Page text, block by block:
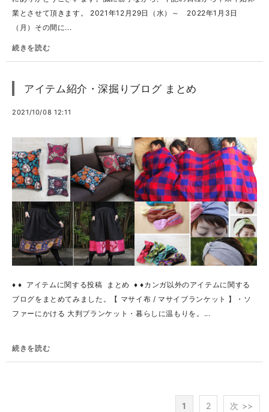
業とさせて頂きます。 2021年12月29日（水）～ 2022年1月3日
（月）その間に...
続きを読む
アイテム紹介・深掘りブログ まとめ
2021/10/08 12:11
♦ ♦ アイテムに関する投稿 まとめ ♦ ♦カンガ以外のアイテムに関する
ブログをまとめてみました。【 マサイ布 / マサイブランケット 】・ソ
ファーにかける 大判ブランケット・暮らしに温もりを。...
続きを読む
1 2 次 >>